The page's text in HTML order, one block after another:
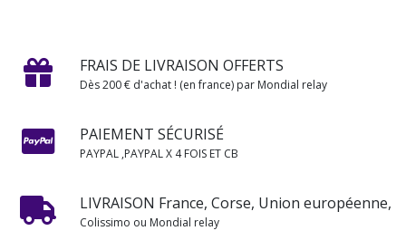
FRAIS DE LIVRAISON OFFERTS
Dès 200 € d'achat ! (en france) par Mondial relay
PAIEMENT SÉCURISÉ
PAYPAL ,PAYPAL X 4 FOIS ET CB
LIVRAISON France, Corse, Union européenne,
Colissimo ou Mondial relay